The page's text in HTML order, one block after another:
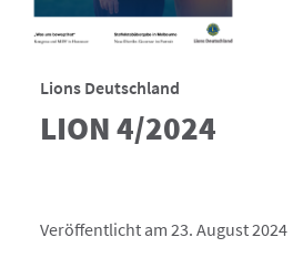
Lions Deutschland
LION 4/2024
Veröffentlicht am 23. August 2024